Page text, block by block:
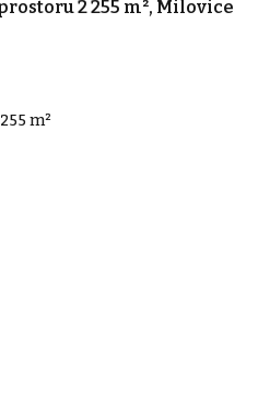
2 255 m², Milovice
m²